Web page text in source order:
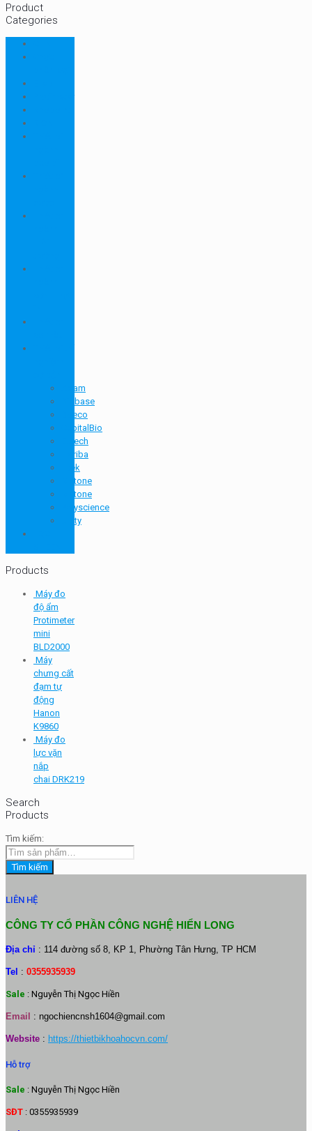
Product
Categories
Adam
Biobase
Boeco
CapitalBio
Eutech
Horiba
Htek
Metone
Metone
Polyscience
Unity
Products
Máy đo
độ ẩm
Protimeter
mini
BLD2000
Máy
chưng cất
đạm tự
động
Hanon
K9860
Máy đo
lực vặn
nắp
chai DRK219
Search
Products
Tìm kiếm:
Tìm kiếm
LIÊN HỆ
CÔNG TY CỔ PHẦN CÔNG NGHỆ HIỂN LONG
Địa chỉ : 114 đường số 8, KP 1, Phường Tân Hưng, TP HCM
Tel : 0355935939
Sale : Nguyễn Thị Ngọc Hiền
Email : ngochiencnsh1604@gmail.com
Website : https://thietbikhoahocvn.com/
Hỗ trợ
Sale : Nguyễn Thị Ngọc Hiền
SĐT : 0355935939